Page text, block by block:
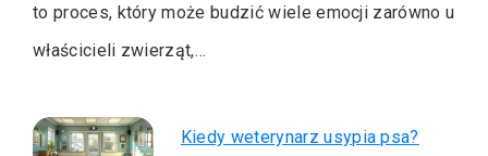
to proces, który może budzić wiele emocji zarówno u
właścicieli zwierząt,…
Kiedy weterynarz usypia psa?